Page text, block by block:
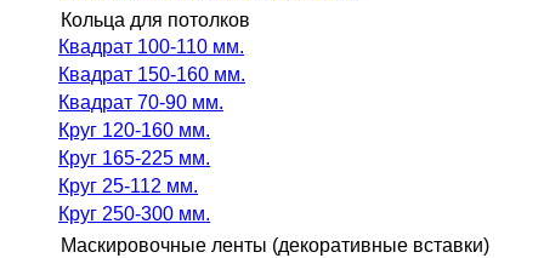
Кольца для потолков
Квадрат 100-110 мм.
Квадрат 150-160 мм.
Квадрат 70-90 мм.
Круг 120-160 мм.
Круг 165-225 мм.
Круг 25-112 мм.
Круг 250-300 мм.
Маскировочные ленты (декоративные вставки)